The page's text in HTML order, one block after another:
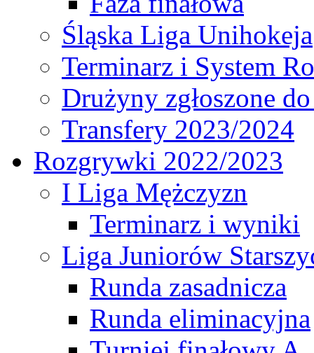
Śląska Liga Unihokeja
Terminarz i System
Drużyny zgłoszone
Transfery 2023/2024
Rozgrywki 2022/2023
I Liga Mężczyzn
Terminarz i wyniki
Liga Juniorów
Runda zasadnicza
Runda eliminacyjna